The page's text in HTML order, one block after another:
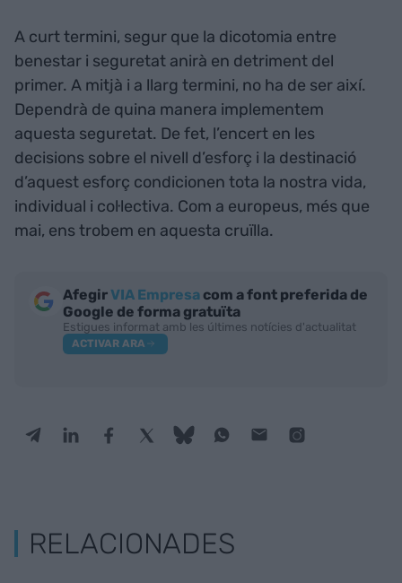
A curt termini, segur que la dicotomia entre
benestar i seguretat anirà en detriment del
primer. A mitjà i a llarg termini, no ha de ser així.
Dependrà de quina manera implementem
aquesta seguretat. De fet, l’encert en les
decisions sobre el nivell d’esforç i la destinació
d’aquest esforç condicionen tota la nostra vida,
individual i col·lectiva. Com a europeus, més que
mai, ens trobem en aquesta cruïlla.
AfegirVIA Empresa com a font preferida de
Google de forma gratuïta
Estigues informat amb les últimes notícies d'actualitat
ACTIVAR ARA
RELACIONADES